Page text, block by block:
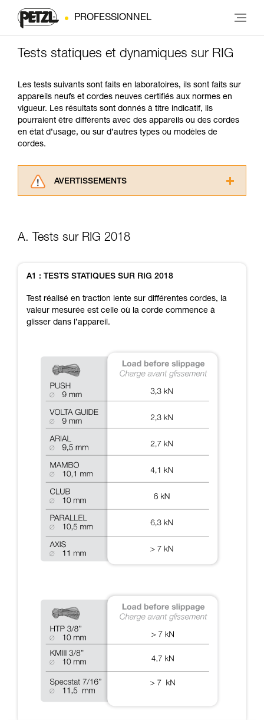
PROFESSIONNEL
Tests statiques et dynamiques sur RIG
Les tests suivants sont faits en laboratoires, ils sont faits sur
appareils neufs et cordes neuves certifiés aux normes en
vigueur. Les résultats sont donnés à titre indicatif, ils
pourraient être différents avec des appareils ou des cordes
en état d’usage, ou sur d’autres types ou modèles de
cordes.
AVERTISSEMENTS
informations de la notice technique pour
Maîtriser ces techniques nécessite une
avec un professionnel votre capacité à refaire
la manipulation, seul, en toute sécurité, avant
de la reproduire en autonomie.
que nous ne décrivons pas ici.
A. Tests sur RIG 2018
A1 : TESTS STATIQUES SUR RIG 2018
Test réalisé en traction lente sur différentes cordes, la
valeur mesurée est celle où la corde commence à
glisser dans l’appareil.